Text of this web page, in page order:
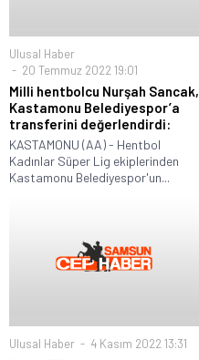
Ulusal Haber
20 Temmuz 2022 19:01
Milli hentbolcu Nurşah Sancak,
Kastamonu Belediyespor’a
transferini değerlendirdi:
KASTAMONU (AA) - Hentbol
Kadınlar Süper Lig ekiplerinden
Kastamonu Belediyespor'un...
Ulusal Haber 4 Kasım 2022 13:31